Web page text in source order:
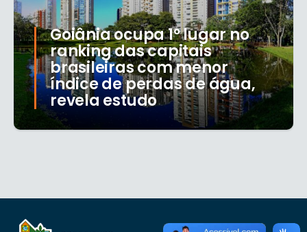
Goiânia ocupa 1º lugar no
ranking das capitais
brasileiras com menor
índice de perdas de água,
revela estudo